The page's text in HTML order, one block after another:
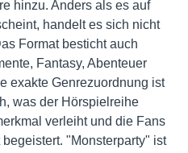
hinzu. Anders als es auf
handelt es sich nicht
Format besticht auch
Fantasy, Abenteuer
exakte Genrezuordnung ist
was der Hörspielreihe
verleiht und die Fans
"Monsterparty" ist